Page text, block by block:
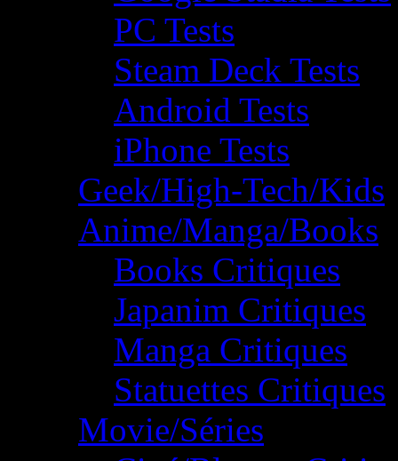
PC Tests
Steam Deck Tests
Android Tests
iPhone Tests
Geek/High-Tech/Kids
Anime/Manga/Books
Books Critiques
Japanim Critiques
Manga Critiques
Statuettes Critiques
Movie/Séries